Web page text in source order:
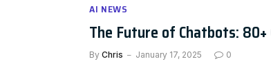
AI NEWS
The Future of Chatbots:
By Chris January 17, 2025 0